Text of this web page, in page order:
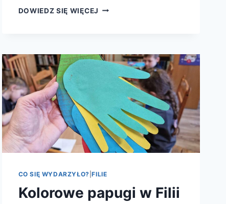
DOWIEDZ SIĘ WIĘCEJ OBRAZY
NR
CO SIĘ WYDARZYŁO? |FILIE
Kolorowe papugi w Filii